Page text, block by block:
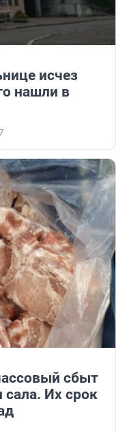
исчез
нашли в
сбыт
сала. Их срок